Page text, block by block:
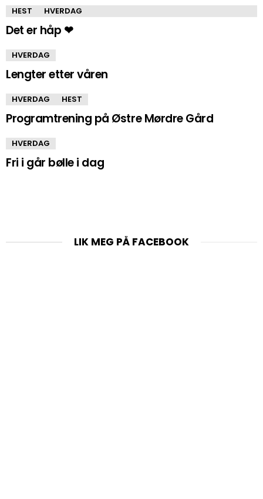
HEST HVERDAG
Det er håp ❤
HVERDAG
Lengter etter våren
HVERDAG HEST
Programtrening på Østre Mørdre Gård
HVERDAG
Fri i går bølle i dag
LIK MEG PÅ FACEBOOK